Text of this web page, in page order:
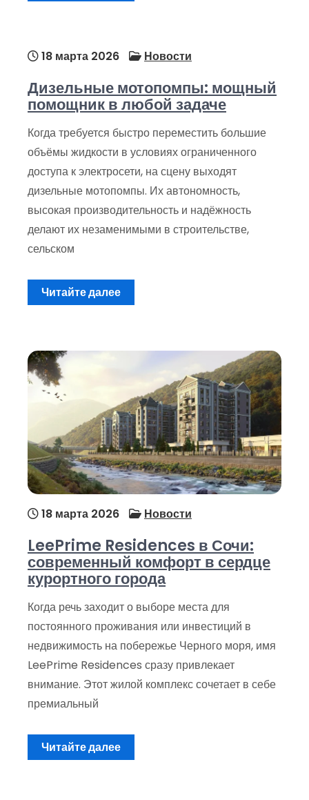
18 марта 2026 Новости
Дизельные мотопомпы: мощный
помощник в любой задаче
Когда требуется быстро переместить большие
объёмы жидкости в условиях ограниченного
доступа к электросети, на сцену выходят
дизельные мотопомпы. Их автономность,
высокая производительность и надёжность
делают их незаменимыми в строительстве,
сельском
Читайте далее
18 марта 2026 Новости
LeePrime Residences в Сочи:
современный комфорт в сердце
курортного города
Когда речь заходит о выборе места для
постоянного проживания или инвестиций в
недвижимость на побережье Черного моря, имя
LeePrime Residences сразу привлекает
внимание. Этот жилой комплекс сочетает в себе
премиальный
Читайте далее